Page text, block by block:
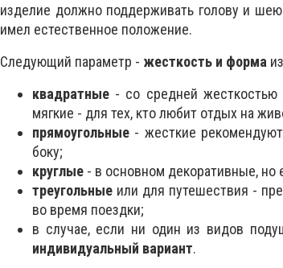
изделие должно поддерживать голову и
имел естественное положение.
Следующий параметр - жесткость и форма
квадратные - со средней жесткостью
мягкие - для тех, кто любит отдых на
прямоугольные - жесткие
боку;
круглые - в основном декоративные, но
треугольные или для путешествия -
во время поездки;
в случае, если ни один из видов
индивидуальный вариант.